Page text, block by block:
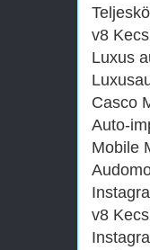
v8
Luxus
Casco
Auto-
Mobile
v8